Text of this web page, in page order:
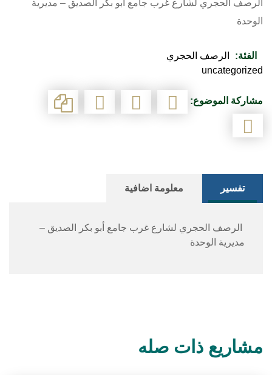
الرصف الحجري لشارع غرب جامع أبو بكر الصديق – مديرية
الوحدة
الفئة:
الرصف الحجري
uncategorized
مشاركة الموضوع:
تفسير معلومة اضافية
الرصف الحجري لشارع غرب جامع أبو بكر الصديق –
مديرية الوحدة
مشاريع ذات صله